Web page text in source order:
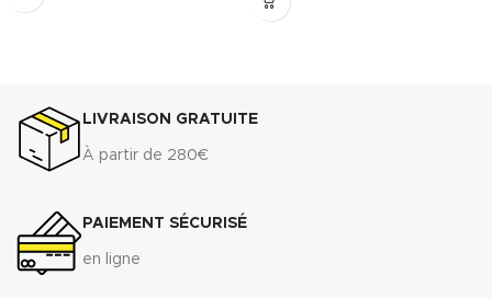
Densité (+ 10%) : 1.75 g/cm
Compressibilité ASTM F-36 A : 7%
- 15%
Récupération élastique ASTM F-
Résistance à la traction
transversale
ASTM F-
152...................................................................7
LIVRAISON GRATUITE
À partir de 280€
PAIEMENT SÉCURISÉ
en ligne